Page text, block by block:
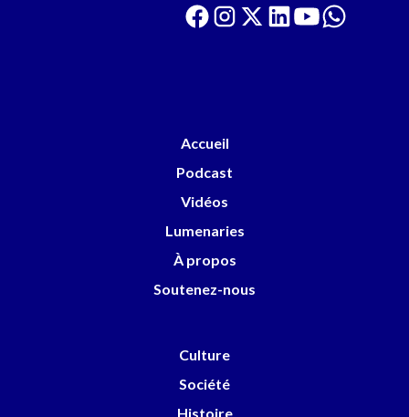
Accueil
Podcast
Vidéos
Lumenaries
À propos
Soutenez-nous
Culture
Société
Histoire